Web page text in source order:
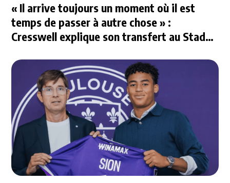
« Il arrive toujours un moment où il est
temps de passer à autre chose » :
Cresswell explique son transfert au Stade